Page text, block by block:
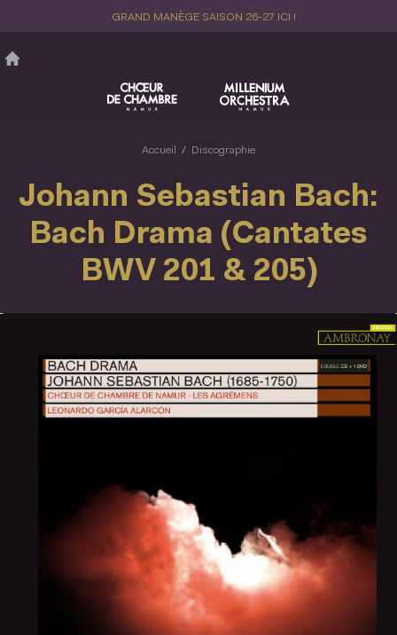
principal
GRAND MANÈGE SAISON 26-27 ICI !
Accueil Discographie
Johann Sebastian Bach:
Bach Drama (Cantates
BWV 201 & 205)